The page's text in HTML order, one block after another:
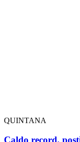
QUINTANA
Caldo record,